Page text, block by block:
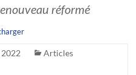
réformé
Articles